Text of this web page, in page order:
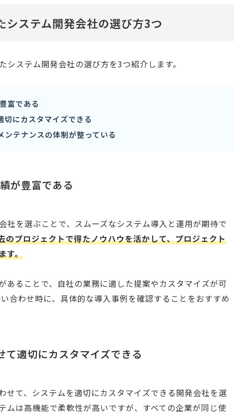
ステム開発会社の選び方3つ
ステム開発会社の選び方を3つ紹介します。
富である
切にカスタマイズできる
ンテナンスの体制が整っている
が豊富である
を選ぶことで、スムーズなシステム導入と運用が期待で
のプロジェクトで得たノウハウを活かして、プロジェクト
す。
あることで、自社の業務に適した提案やカスタマイズが可
合わせ時に、具体的な導入事例を確認することをおすすめ
て適切にカスタマイズできる
せて、システムを適切にカスタマイズできる開発会社を選
は高機能で柔軟性が高いですが、すべての企業が同じ使